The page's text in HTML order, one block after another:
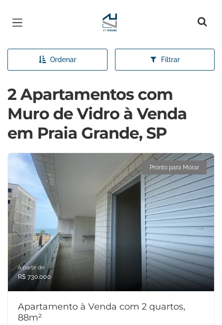
Página inicial
Ordenar Filtrar
2 Apartamentos com
Muro de Vidro à Venda
em Praia Grande, SP
Pronto para Morar
A partir de:
R$ 730.000
Apartamento à Venda com 2 quartos,
88m²